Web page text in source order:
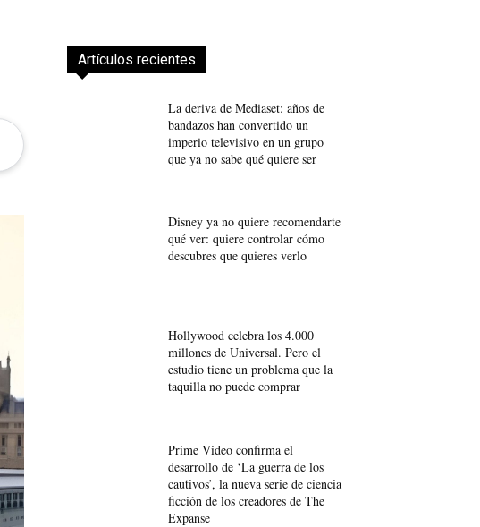
Artículos recientes
La deriva de Mediaset: años de
bandazos han convertido un
imperio televisivo en un grupo
que ya no sabe qué quiere ser
Disney ya no quiere recomendarte
qué ver: quiere controlar cómo
descubres que quieres verlo
Hollywood celebra los 4.000
millones de Universal. Pero el
estudio tiene un problema que la
taquilla no puede comprar
Prime Video confirma el
desarrollo de ‘La guerra de los
cautivos’, la nueva serie de ciencia
ficción de los creadores de The
Expanse